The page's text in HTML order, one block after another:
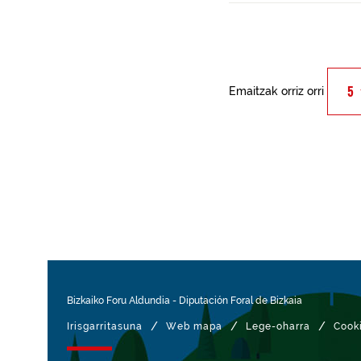
Emaitzak orriz orri
Bizkaiko Foru Aldundia - Diputación Foral de Bizkaia
Irisgarritasuna / Web mapa / Lege-oharra /